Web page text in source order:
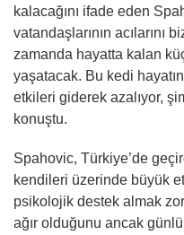
kalacağını ifade eden
vatandaşlarının acılarını
zamanda hayatta kalan
yaşatacak. Bu kedi
etkileri giderek azalıyor,
konuştu.
Spahovic, Türkiye’de
kendileri üzerinde büyük
psikolojik destek almak
ağır olduğunu ancak